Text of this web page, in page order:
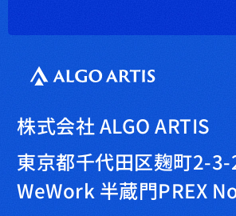
株式会社 ALGO ARTIS
東京都千代田区麹町2-3-
WeWork 半蔵門PREX